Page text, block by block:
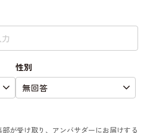
性別
が受け取り、アンバサダーにお届けする